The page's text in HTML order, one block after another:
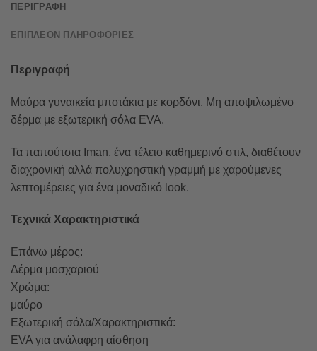
ΠΕΡΙΓΡΑΦΉ
ΕΠΙΠΛΈΟΝ ΠΛΗΡΟΦΟΡΊΕΣ
Περιγραφή
Μαύρα γυναικεία μποτάκια με κορδόνι. Μη αποψιλωμένο
δέρμα με εξωτερική σόλα EVA.
Τα παπούτσια Iman, ένα τέλειο καθημερινό στιλ, διαθέτουν
διαχρονική αλλά πολυχρηστική γραμμή με χαρούμενες
λεπτομέρειες για ένα μοναδικό look.
Τεχνικά Χαρακτηριστικά
Επάνω μέρος:
Δέρμα μοσχαριού
Χρώμα:
μαύρο
Εξωτερική σόλα/Χαρακτηριστικά:
EVA για ανάλαφρη αίσθηση